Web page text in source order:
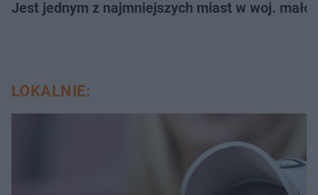
Jest jednym z najmniejszych miast w woj.
LOKALNIE: